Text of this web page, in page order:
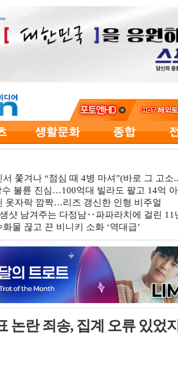
쫓겨나 “점심 때 4병 마셔”(바로 그 고소
불륜 진심…100억대 빌라도 팔고 14억
옷자락 깜짝…리즈 갱신한 인형 비주얼
샷 남겨주는 다정남‥파파라치에 걸린 11
물 끊고 끈 비니키 소화 ‘역대급’
논란 죄송, 집계 오류 있었